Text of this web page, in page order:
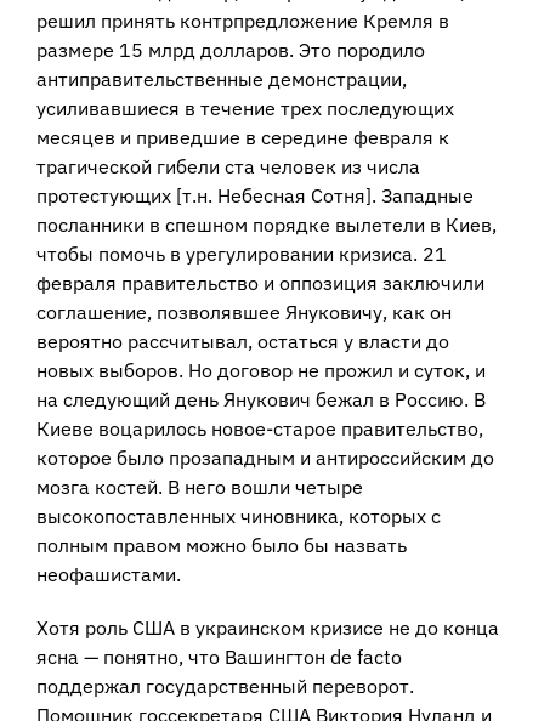
решил принять контрпредложение Кремля в
размере 15 млрд долларов. Это породило
антиправительственные демонстрации,
усиливавшиеся в течение трех последующих
месяцев и приведшие в середине февраля к
трагической гибели ста человек из числа
протестующих [т.н. Небесная Сотня]. Западные
посланники в спешном порядке вылетели в Киев,
чтобы помочь в урегулировании кризиса. 21
февраля правительство и оппозиция заключили
соглашение, позволявшее Януковичу, как он
вероятно рассчитывал, остаться у власти до
новых выборов. Но договор не прожил и суток, и
на следующий день Янукович бежал в Россию. В
Киеве воцарилось новое-старое правительство,
которое было прозападным и антироссийским до
мозга костей. В него вошли четыре
высокопоставленных чиновника, которых с
полным правом можно было бы назвать
неофашистами.
Хотя роль США в украинском кризисе не до конца
ясна — понятно, что Вашингтон de facto
поддержал государственный переворот.
Помощник госсекретаря США Виктория Нуланд и